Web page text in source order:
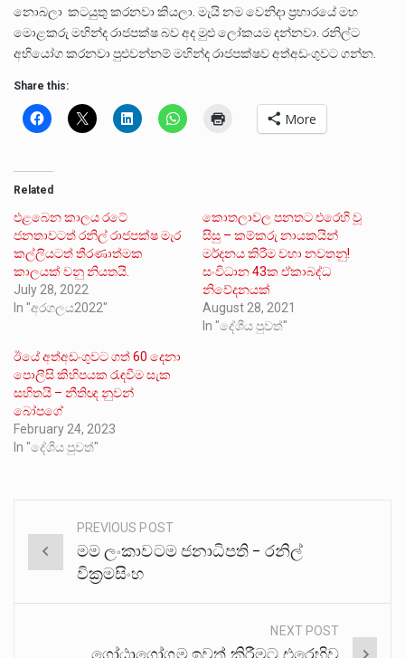
නොබලා කටයුතු කරනවා කියලා. මැයි නම වෙනිදා ප්‍රහාරයේ මහ
මොළකරු මහින්ද රාජපක්ෂ බව අද මුළු ලෝකයම දන්නවා. රනිල්ට
අභියෝග කරනවා පුළුවන්නම් මහින්ද රාජපක්ෂව අත්අඩංගුවට ගන්න.
Share this:
More
Related
එළබෙන කාලය රටේ
ජනතාවටත් රනිල් රාජපක්ෂ මැර
කල්ලියටත් තීරණාත්මක
කාලයක් වනු නියතයි.
July 28, 2022
In "අරගලය2022"
කොතලාවල පනතට එරෙහි වූ
සිසු – කම්කරු නායකයින්
මර්දනය කිරීම වහා නවතනු!
සංවිධාන 43ක ඒකාබද්ධ
නිවේදනයක්
August 28, 2021
In "දේශීය පුවත්"
ඊයේ අත්අඩංගුවට ගත් 60 දෙනා
පොලීසි කිහිපයක රැඳවීම සැක
සහිතයි – නීතිඥ නුවන්
බෝපගේ
February 24, 2023
In "දේශීය පුවත්"
Post
navigation
PREVIOUS POST
මම ලංකාවටම ජනාධිපති – රනිල්
වික්‍රමසිංහ
NEXT POST